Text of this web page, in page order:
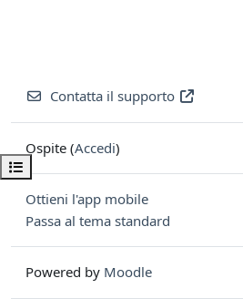
Apri indice del corso
Contatta il supporto
Ospite (Accedi)
Ottieni l'app mobile
Passa al tema standard
Powered by Moodle